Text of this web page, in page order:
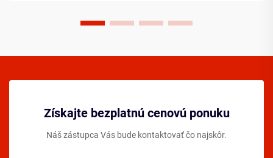
Získajte bezplatnú cenovú ponuku
Náš zástupca Vás bude kontaktovať čo najskôr.